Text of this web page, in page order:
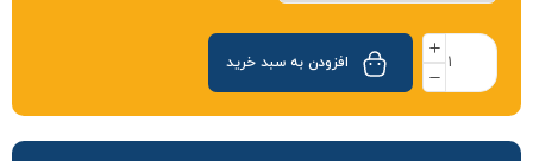
افزودن به سبد خرید